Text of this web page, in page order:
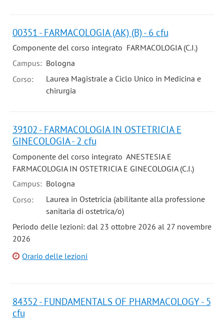
00351 - FARMACOLOGIA (AK) (B) - 6 cfu
Componente del corso integrato FARMACOLOGIA (C.I.)
Campus: Bologna
Corso:
Laurea Magistrale a Ciclo Unico in Medicina e
chirurgia
39102 - FARMACOLOGIA IN OSTETRICIA E
GINECOLOGIA - 2 cfu
Componente del corso integrato ANESTESIA E
FARMACOLOGIA IN OSTETRICIA E GINECOLOGIA (C.I.)
Campus: Bologna
Corso:
Laurea in Ostetricia (abilitante alla professione
sanitaria di ostetrica/o)
Periodo delle lezioni: dal 23 ottobre 2026 al 27 novembre
2026
Orario delle lezioni
84352 - FUNDAMENTALS OF PHARMACOLOGY - 5
cfu